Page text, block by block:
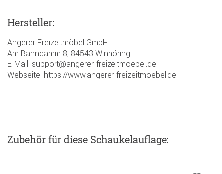
Hersteller:
Angerer Freizeitmöbel GmbH
Am Bahndamm 8, 84543 Winhöring
E-Mail: support@angerer-freizeitmoebel.de
Webseite: https://www.angerer-freizeitmoebel.de
Zubehörfür diese Schaukelauflage: